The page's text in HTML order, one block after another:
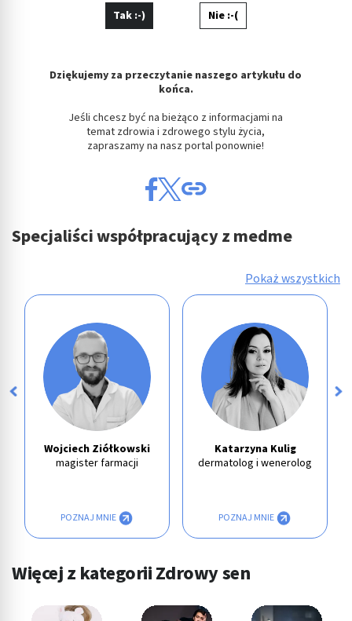
Tak :-) Nie :-(
Dziękujemy za przeczytanie naszego artykułu do
końca.
Jeśli chcesz być na bieżąco z informacjami na
temat zdrowia i zdrowego stylu życia,
zapraszamy na nasz portal ponownie!
Specjaliści współpracujący z medme
Pokaż wszystkich
Wojciech Ziółkowski
magister farmacji
POZNAJ MNIE
Katarzyna Kulig
dermatolog i wenerolog
POZNAJ MNIE
Więcej z kategorii Zdrowy sen